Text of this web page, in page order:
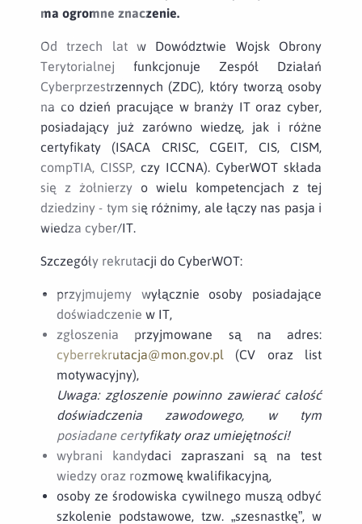
ma ogromne znaczenie.
Od trzech lat w Dowództwie Wojsk Obrony
Terytorialnej funkcjonuje Zespół Działań
Cyberprzestrzennych (ZDC), który tworzą osoby
na co dzień pracujące w branży IT oraz cyber,
posiadający już zarówno wiedzę, jak i różne
certyfikaty (ISACA CRISC, CGEIT, CIS, CISM,
compTIA, CISSP, czy ICCNA). CyberWOT składa
się z żołnierzy o wielu kompetencjach z tej
dziedziny - tym się różnimy, ale łączy nas pasja i
wiedza cyber/IT.
Szczegóły rekrutacji do CyberWOT:
przyjmujemy wyłącznie osoby posiadające
doświadczenie w IT,
zgłoszenia przyjmowane są na adres:
cyberrekrutacja@mon.gov.pl
(CV oraz list
motywacyjny),
Uwaga: zgłoszenie powinno zawierać całość
doświadczenia zawodowego, w tym
posiadane certyfikaty oraz umiejętności!
wybrani kandydaci zapraszani są na test
wiedzy oraz rozmowę kwalifikacyjną,
osoby ze środowiska cywilnego muszą odbyć
szkolenie podstawowe, tzw. „szesnastkę”, w